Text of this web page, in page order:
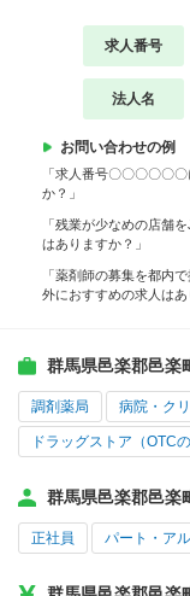
求人番号
法人名
お問い合わせの例
「求人番号〇〇〇〇〇
か？」
「残業が少なめの店舗
はありますか？」
「薬剤師の募集を都内
外におすすめの求人は
群馬県邑楽郡邑楽
調剤薬局 病院・ク
ドラッグストア（OTCの
群馬県邑楽郡邑楽
正社員 パート・ア